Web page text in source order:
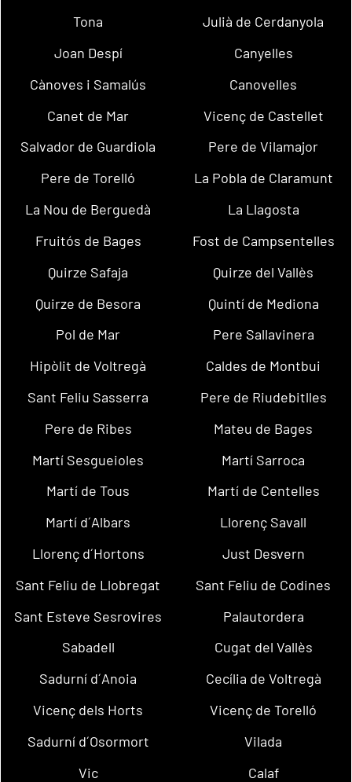
Tona
Julià de Cerdanyola
Joan Despí
Canyelles
Cànoves i Samalús
Canovelles
Canet de Mar
Vicenç de Castellet
Salvador de Guardiola
Pere de Vilamajor
Pere de Torelló
La Pobla de Claramunt
La Nou de Berguedà
La Llagosta
Fruitós de Bages
Fost de Campsentelles
Quirze Safaja
Quirze del Vallès
Quirze de Besora
Quintí de Mediona
Pol de Mar
Pere Sallavinera
Hipòlit de Voltregà
Caldes de Montbui
Sant Feliu Sasserra
Pere de Riudebitlles
Pere de Ribes
Mateu de Bages
Martí Sesgueioles
Martí Sarroca
Martí de Tous
Martí de Centelles
Martí d´Albars
Llorenç Savall
Llorenç d´Hortons
Just Desvern
Sant Feliu de Llobregat
Sant Feliu de Codines
Sant Esteve Sesrovires
Palautordera
Sabadell
Cugat del Vallès
Sadurní d´Anoia
Cecília de Voltregà
Vicenç dels Horts
Vicenç de Torelló
Sadurní d´Osormort
Vilada
Vic
Calaf